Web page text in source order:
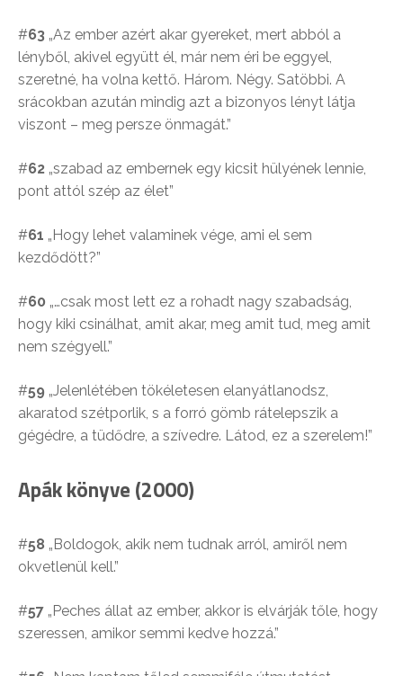
#63 „Az ember azért akar gyereket, mert abból a
lényből, akivel együtt él, már nem éri be eggyel,
szeretné, ha volna kettő. Három. Négy. Satöbbi. A
srácokban azután mindig azt a bizonyos lényt látja
viszont – meg persze önmagát.”
#62 „szabad az embernek egy kicsit hülyének lennie,
pont attól szép az élet”
#61 „Hogy lehet valaminek vége, ami el sem
kezdődött?”
#60 „…csak most lett ez a rohadt nagy szabadság,
hogy kiki csinálhat, amit akar, meg amit tud, meg amit
nem szégyell.”
#59 „Jelenlétében tökéletesen elanyátlanodsz,
akaratod szétporlik, s a forró gömb rátelepszik a
gégédre, a tüdődre, a szívedre. Látod, ez a szerelem!”
Apák könyve (2000)
#58 „Boldogok, akik nem tudnak arról, amiről nem
okvetlenül kell.”
#57 „Peches állat az ember, akkor is elvárják tőle, hogy
szeressen, amikor semmi kedve hozzá.”